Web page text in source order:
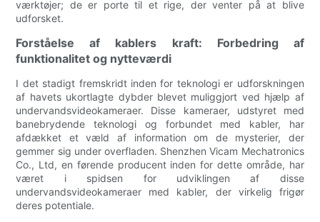
værktøjer; de er porte til et rige, der venter på at blive
udforsket.
Forståelse af kablers kraft: Forbedring af
funktionalitet og nytteværdi
I det stadigt fremskridt inden for teknologi er udforskningen
af havets ukortlagte dybder blevet muliggjort ved hjælp af
undervandsvideokameraer. Disse kameraer, udstyret med
banebrydende teknologi og forbundet med kabler, har
afdækket et væld af information om de mysterier, der
gemmer sig under overfladen. Shenzhen Vicam Mechatronics
Co., Ltd, en førende producent inden for dette område, har
været i spidsen for udviklingen af disse
undervandsvideokameraer med kabler, der virkelig frigør
deres potentiale.